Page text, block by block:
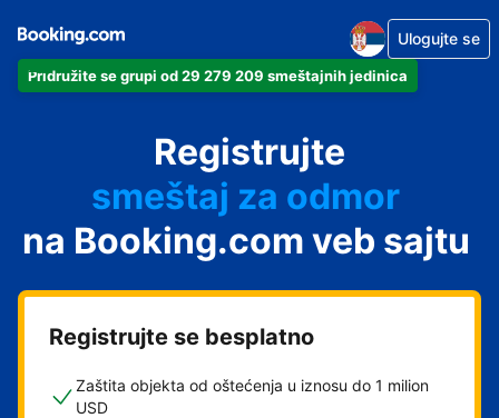
Pridružite se grupi od 29 279 209 smeštajnih jedinica
Ulogujte se
Registrujte
apartman
hotel
smeštaj za odmor
pansion
hostel
na Booking.com veb sajtu
Registrujte se besplatno
Zaštita objekta od oštećenja u iznosu do 1 milion
USD